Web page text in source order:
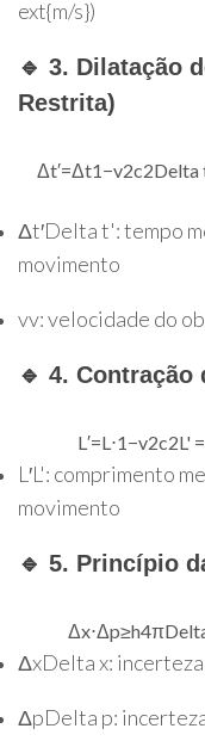
ext{m/s})
🔹 3. Dilatação
Restrita)
Δt′=Δt1−v2c2
Δt′Delta t': tempo
movimento
vv: velocidade do
🔹 4. Contração
L′=L⋅1−v2c2L'
L ′L': comprimento
movimento
🔹 5. Princípio
Δx⋅Δp≥h4π
ΔxDelta x:
ΔpDelta p: